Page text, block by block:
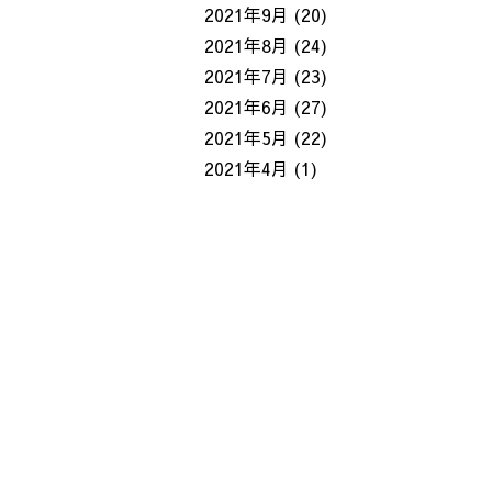
2021年9月 (20)
2021年8月 (24)
2021年7月 (23)
2021年6月 (27)
2021年5月 (22)
2021年4月 (1)